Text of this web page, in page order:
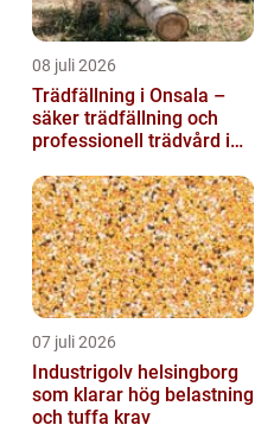
08 juli 2026
Trädfällning i Onsala –
säker trädfällning och
professionell trädvård i
07 juli 2026
Industrigolv helsingborg
som klarar hög belastning
och tuffa krav